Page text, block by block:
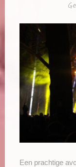
Een prachtige